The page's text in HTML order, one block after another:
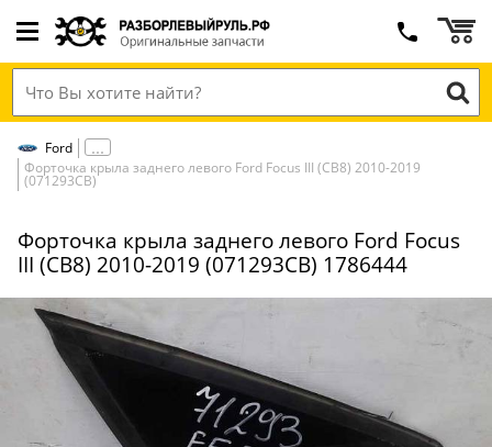
Ford
Форточка крыла заднего левого Ford Focus III (CB8) 2010-2019
(071293СВ)
Форточка крыла заднего левого Ford Focus
III (CB8) 2010-2019 (071293СВ) 1786444